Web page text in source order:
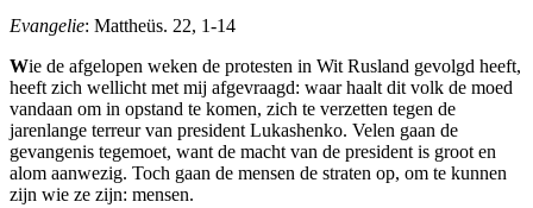
Evangelie: Mattheüs. 22, 1-14
Wie de afgelopen weken de protesten in Wit Rusland gevolgd heeft,
heeft zich wellicht met mij afgevraagd: waar haalt dit volk de moed
vandaan om in opstand te komen, zich te verzetten tegen de
jarenlange terreur van president Lukashenko. Velen gaan de
gevangenis tegemoet, want de macht van de president is groot en
alom aanwezig. Toch gaan de mensen de straten op, om te kunnen
zijn wie ze zijn: mensen.